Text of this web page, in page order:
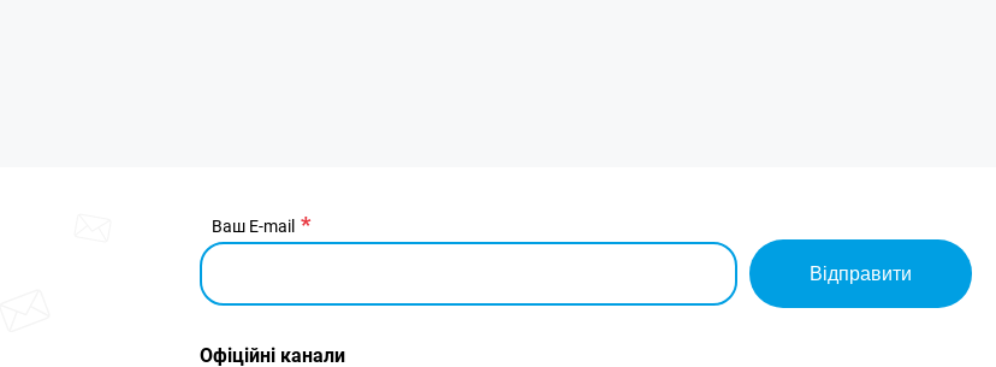
Ваш E-mail
Відправити
Офіційні канали